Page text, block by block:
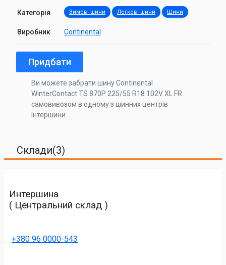
Категорія Зимові шини Легкові шини Шини
Виробник Continental
Придбати
Ви можете забрати шину Continental
WinterContact TS 870P 225/55 R18 102V XL FR
самовивозом в одному з шинних центрів
Інтершини
Склади(3)
Интершина
( Центральний склад )
+380 96 0000-543